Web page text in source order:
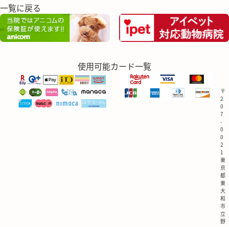
一覧に戻る
使用可能カード一覧
〒
2
0
7
-
0
0
2
1
東
京
都
東
大
和
市
立
野